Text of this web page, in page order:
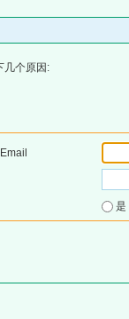
几个原因:
Email